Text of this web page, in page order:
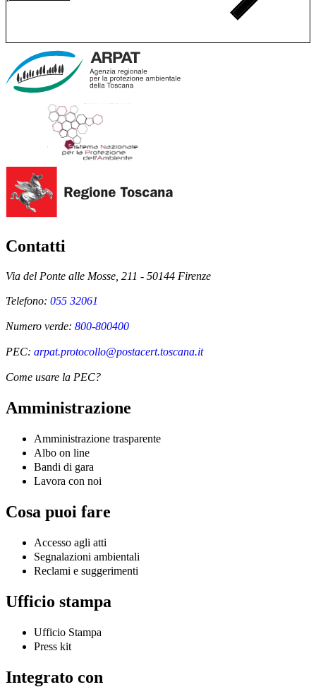
Contatti
Via del Ponte alle Mosse, 211 - 50144 Firenze
Telefono: 055 32061
Numero verde: 800-800400
PEC: arpat.protocollo@postacert.toscana.it
Come usare la PEC?
Amministrazione
Amministrazione trasparente
Albo on line
Bandi di gara
Lavora con noi
Cosa puoi fare
Accesso agli atti
Segnalazioni ambientali
Reclami e suggerimenti
Ufficio stampa
Ufficio Stampa
Press kit
Integrato con